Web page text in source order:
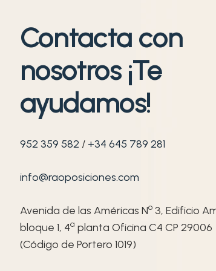
Contacta con
nosotros ¡Te
ayudamos!
952 359 582 / +34 645 789 281
info@raoposiciones.com
Avenida de las Américas No3, Edificio
bloque 1, 4ª planta Oficina C4 CP 29006
(Código de Portero 1019)